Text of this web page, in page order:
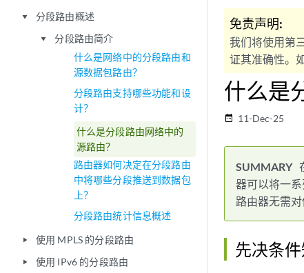
play_arrow 分段路由概述
play_arrow
分段路由简介
什么是网络中的分段路由和
源数据包路由？
分段路由支持哪些功能和设
计？
什么是分段路由网络中的
源路由？
路由器如何决定在分段路由
中将哪些分段推送到数据包
上？
分段路由统计信息概述
play_arrow 使用 MPLS 的分段路由
play_arrow 使用 IPv6 的分段路由
免责声明:
我们将使用第
证其准确性。
什么是
date_range 11-Dec-25
器可以将一
路由器无需
先决条